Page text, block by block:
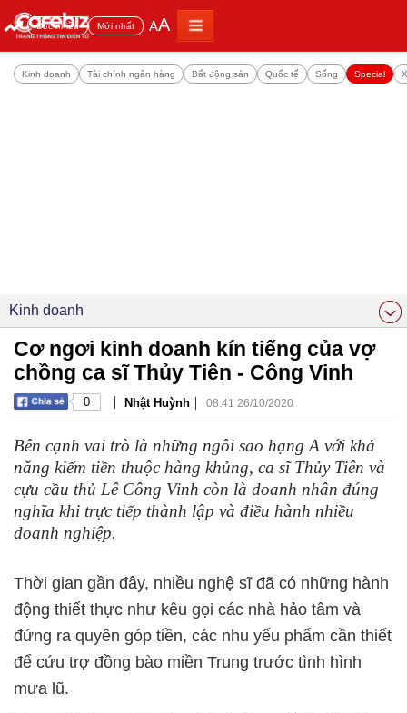
Đọc nhiều Mới nhất AA
Kinh doanh Tài chính ngân hàng Bất động sản Quốc tế Sống Special
Kinh doanh
Cơ ngơi kinh doanh kín tiếng của vợ
chồng ca sĩ Thủy Tiên - Công Vinh
0 | Nhật Huỳnh | 08:41 26/10/2020
Bên cạnh vai trò là những ngôi sao hạng A với khả
năng kiếm tiền thuộc hàng khủng, ca sĩ Thủy Tiên và
cựu cầu thủ Lê Công Vinh còn là doanh nhân đúng
nghĩa khi trực tiếp thành lập và điều hành nhiều
doanh nghiệp.
Thời gian gần đây, nhiều nghệ sĩ đã có những hành
động thiết thực như kêu gọi các nhà hảo tâm và
đứng ra quyên góp tiền, các nhu yếu phẩm cần thiết
để cứu trợ đồng bào miền Trung trước tình hình
mưa lũ.